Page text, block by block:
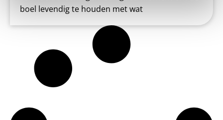
boel levendig te houden met wat